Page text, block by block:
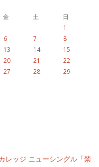
金 土
日
1
6 7
8
13 14
15
20 21
22
27 28
29
レッジ ニューシングル「禁